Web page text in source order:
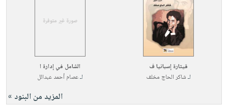
قيثارة إسبانيا ف
لـشاكر الحاج مخلف
الشامل في إدارة ا
لـعصام أحمد عبدالل
المزيد من البنود »